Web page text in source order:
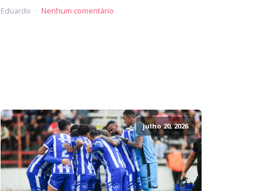
Eduardo Nenhum comentário
julho 20, 2026